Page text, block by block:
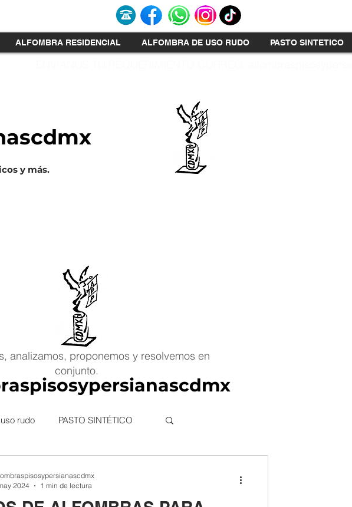
ALFOMBRA RESIDENCIAL ALFOMBRA DE USO RUDO PASTO SINTETICO
y más.
analizamos, proponemos y resolvemos en
conjunto.
rudo PASTO SINTÉTICO
2024
1 min de lectura